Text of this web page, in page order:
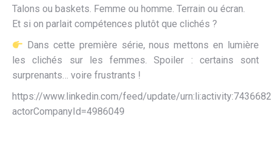
Talons ou baskets. Femme ou homme. Terrain ou écran.
Et si on parlait compétences plutôt que clichés ?
Dans cette première série, nous mettons en lumière
les clichés sur les femmes. Spoiler : certains sont
surprenants… voire frustrants !
https://www.linkedin.com/feed/update/
actorCompanyId=4986049